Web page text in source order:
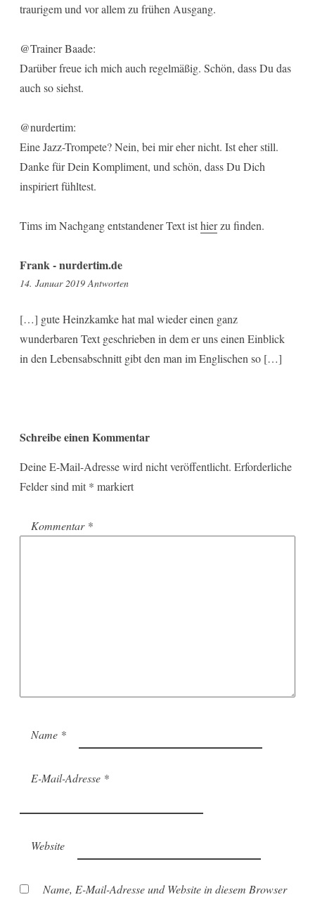
traurigem und vor allem zu frühen Ausgang.
@Trainer Baade:
Darüber freue ich mich auch regelmäßig. Schön, dass Du das
auch so siehst.
@nurdertim:
Eine Jazz-Trompete? Nein, bei mir eher nicht. Ist eher still.
Danke für Dein Kompliment, und schön, dass Du Dich
inspiriert fühltest.
Tims im Nachgang entstandener Text isthierzu finden.
Frank - nurdertim.de
14. Januar 201916:38
Antworten
[…] gute Heinzkamke hat mal wieder einen ganz
wunderbaren Text geschrieben in dem er uns einen Einblick
in den Lebensabschnitt gibt den man im Englischen so […]
Schreibe einen Kommentar
Deine E-Mail-Adresse wird nicht veröffentlicht. Erforderliche
Felder sind mit * markiert
Kommentar *
Name *
E-Mail-Adresse *
Website
Name, E-Mail-Adresse und Website in diesem Browser